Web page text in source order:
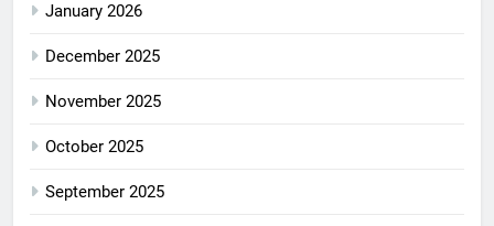
January 2026
December 2025
November 2025
October 2025
September 2025